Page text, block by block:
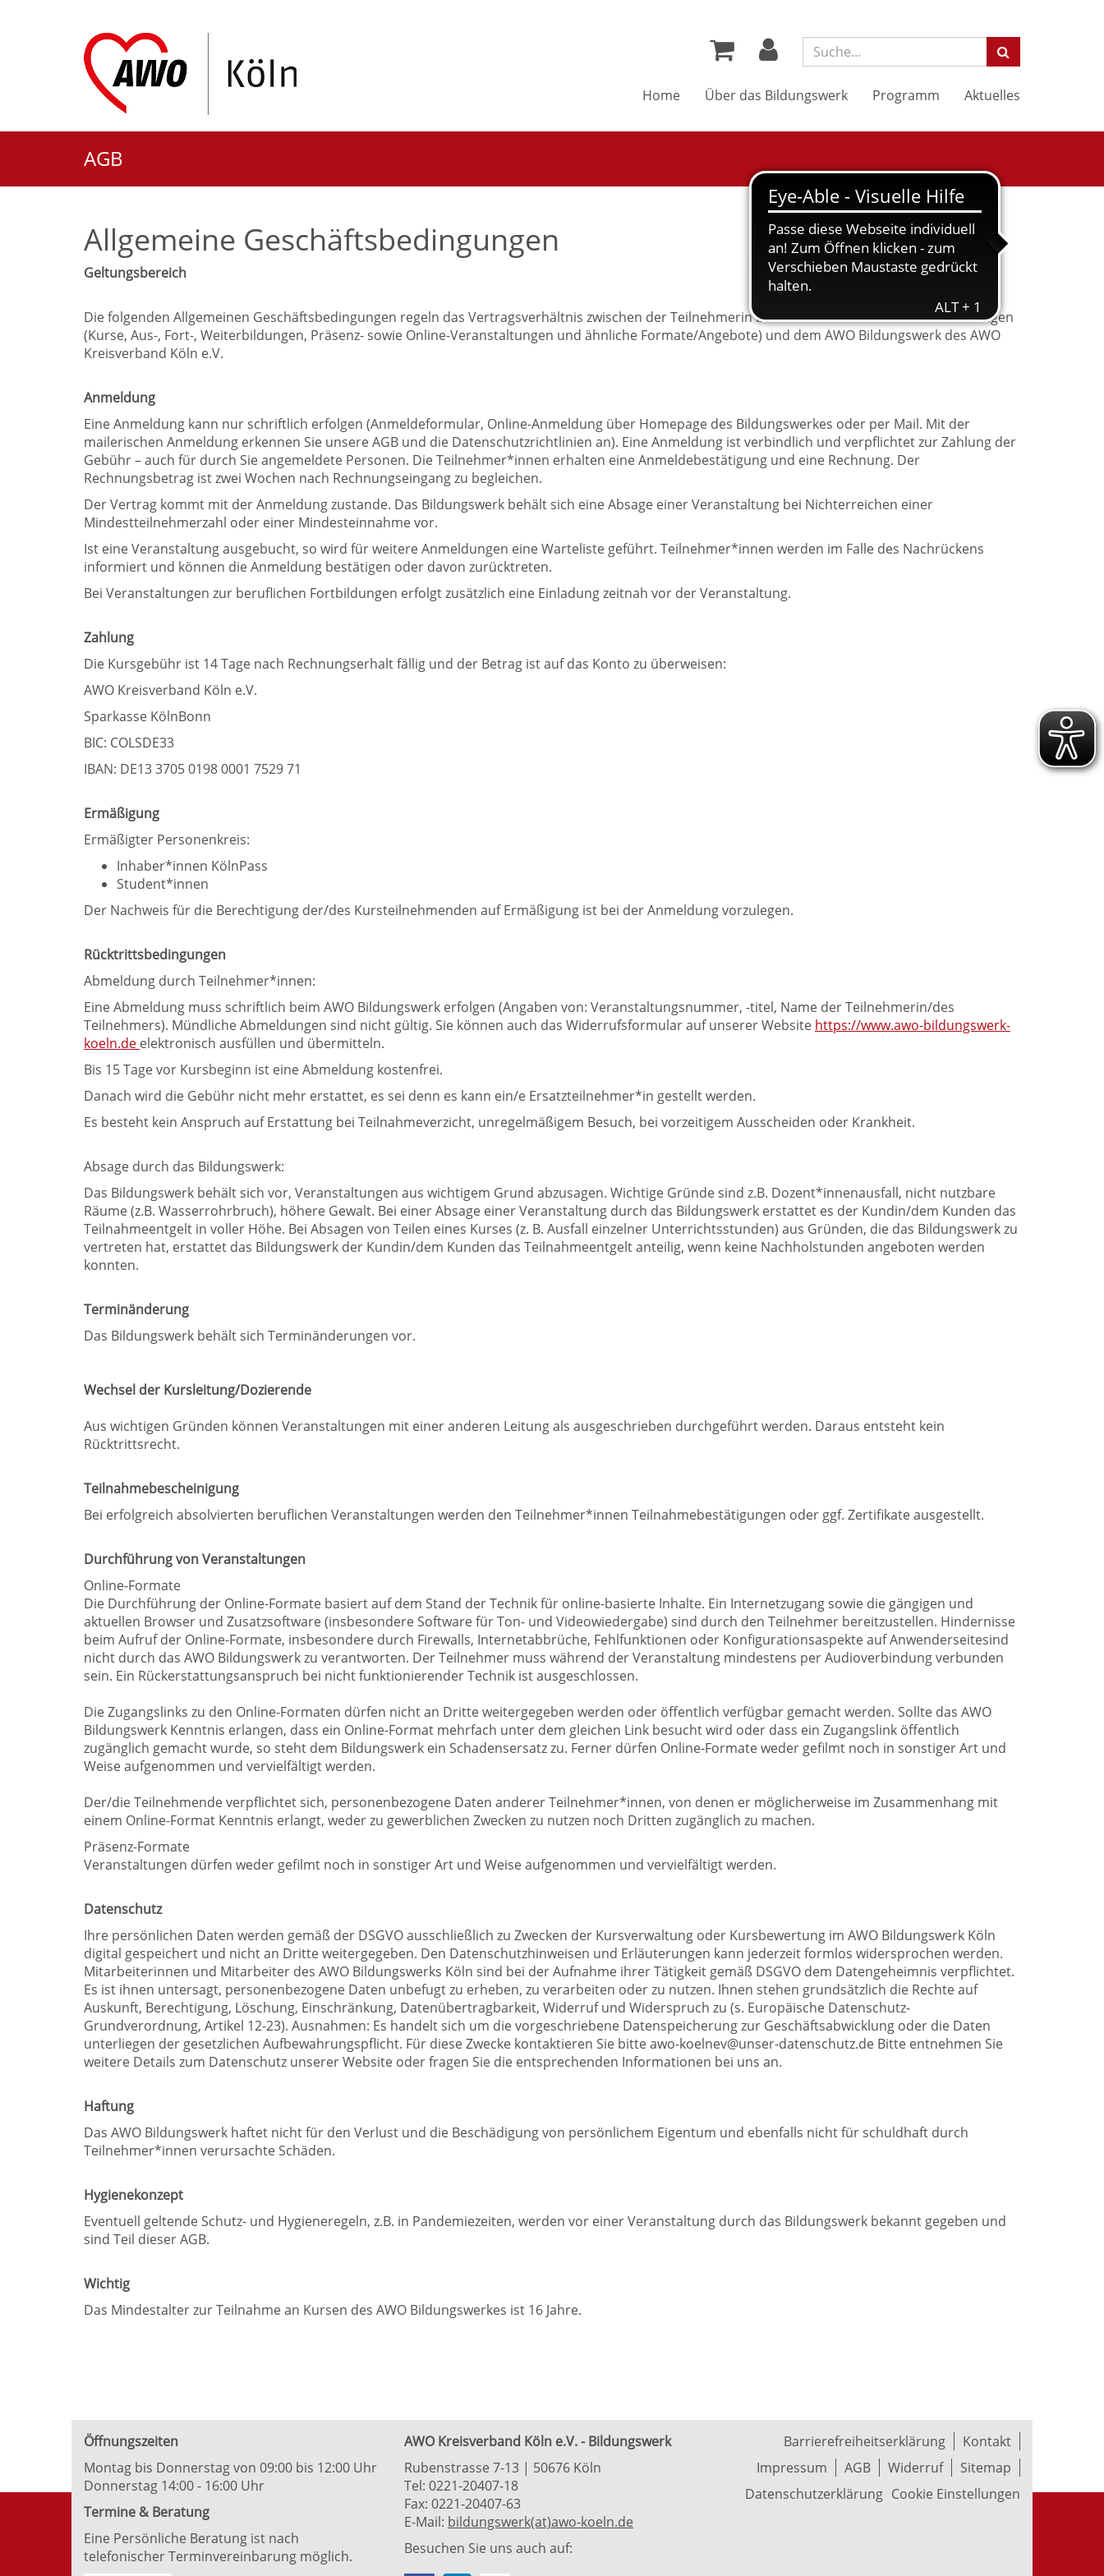
Suchbegriff:
Home Über das Bildungswerk Programm Aktuelles
AGB
Allgemeine Geschäftsbedingungen
Geltungsbereich
Die folgenden Allgemeinen Geschäftsbedingungen regeln das Vertragsverhältnis zwischen der Teilnehmerin bzw. dem Teilnehmer an Veranstaltungen
(Kurse, Aus-, Fort-, Weiterbildungen, Präsenz- sowie Online-Veranstaltungen und ähnliche Formate/Angebote) und dem AWO Bildungswerk des AWO
Kreisverband Köln e.V.
Anmeldung
Eine Anmeldung kann nur schriftlich erfolgen (Anmeldeformular, Online-Anmeldung über Homepage des Bildungswerkes oder per Mail. Mit der
mailerischen Anmeldung erkennen Sie unsere AGB und die Datenschutzrichtlinien an). Eine Anmeldung ist verbindlich und verpflichtet zur Zahlung der
Gebühr – auch für durch Sie angemeldete Personen. Die Teilnehmer*innen erhalten eine Anmeldebestätigung und eine Rechnung. Der
Rechnungsbetrag ist zwei Wochen nach Rechnungseingang zu begleichen.
Der Vertrag kommt mit der Anmeldung zustande. Das Bildungswerk behält sich eine Absage einer Veranstaltung bei Nichterreichen einer
Mindestteilnehmerzahl oder einer Mindesteinnahme vor.
Ist eine Veranstaltung ausgebucht, so wird für weitere Anmeldungen eine Warteliste geführt. Teilnehmer*innen werden im Falle des Nachrückens
informiert und können die Anmeldung bestätigen oder davon zurücktreten.
Bei Veranstaltungen zur beruflichen Fortbildungen erfolgt zusätzlich eine Einladung zeitnah vor der Veranstaltung.
Zahlung
Die Kursgebühr ist 14 Tage nach Rechnungserhalt fällig und der Betrag ist auf das Konto zu überweisen:
AWO Kreisverband Köln e.V.
Sparkasse KölnBonn
BIC: COLSDE33
IBAN: DE13 3705 0198 0001 7529 71
Ermäßigung
Ermäßigter Personenkreis:
Inhaber*innen KölnPass
Student*innen
Der Nachweis für die Berechtigung der/des Kursteilnehmenden auf Ermäßigung ist bei der Anmeldung vorzulegen.
Rücktrittsbedingungen
Abmeldung durch Teilnehmer*innen:
Eine Abmeldung muss schriftlich beim AWO Bildungswerk erfolgen (Angaben von: Veranstaltungsnummer, -titel, Name der Teilnehmerin/des
Teilnehmers). Mündliche Abmeldungen sind nicht gültig. Sie können auch das Widerrufsformular auf unserer Website https://www.awo-bildungswerk-
koeln.de elektronisch ausfüllen und übermitteln.
Bis 15 Tage vor Kursbeginn ist eine Abmeldung kostenfrei.
Danach wird die Gebühr nicht mehr erstattet, es sei denn es kann ein/e Ersatzteilnehmer*in gestellt werden.
Es besteht kein Anspruch auf Erstattung bei Teilnahmeverzicht, unregelmäßigem Besuch, bei vorzeitigem Ausscheiden oder Krankheit.
Absage durch das Bildungswerk:
Das Bildungswerk behält sich vor, Veranstaltungen aus wichtigem Grund abzusagen. Wichtige Gründe sind z.B. Dozent*innenausfall, nicht nutzbare
Räume (z.B. Wasserrohrbruch), höhere Gewalt. Bei einer Absage einer Veranstaltung durch das Bildungswerk erstattet es der Kundin/dem Kunden das
Teilnahmeentgelt in voller Höhe. Bei Absagen von Teilen eines Kurses (z. B. Ausfall einzelner Unterrichtsstunden) aus Gründen, die das Bildungswerk zu
vertreten hat, erstattet das Bildungswerk der Kundin/dem Kunden das Teilnahmeentgelt anteilig, wenn keine Nachholstunden angeboten werden
konnten.
Terminänderung
Das Bildungswerk behält sich Terminänderungen vor.
Wechsel der Kursleitung/Dozierende
Aus wichtigen Gründen können Veranstaltungen mit einer anderen Leitung als ausgeschrieben durchgeführt werden. Daraus entsteht kein
Rücktrittsrecht.
Teilnahmebescheinigung
Bei erfolgreich absolvierten beruflichen Veranstaltungen werden den Teilnehmer*innen Teilnahmebestätigungen oder ggf. Zertifikate ausgestellt.
Durchführung von Veranstaltungen
Online-Formate
Die Durchführung der Online-Formate basiert auf dem Stand der Technik für online-basierte Inhalte. Ein Internetzugang sowie die gängigen und
aktuellen Browser und Zusatzsoftware (insbesondere Software für Ton- und Videowiedergabe) sind durch den Teilnehmer bereitzustellen. Hindernisse
beim Aufruf der Online-Formate, insbesondere durch Firewalls, Internetabbrüche, Fehlfunktionen oder Konfigurationsaspekte auf Anwenderseitesind
nicht durch das AWO Bildungswerk zu verantworten. Der Teilnehmer muss während der Veranstaltung mindestens per Audioverbindung verbunden
sein. Ein Rückerstattungsanspruch bei nicht funktionierender Technik ist ausgeschlossen.
Die Zugangslinks zu den Online-Formaten dürfen nicht an Dritte weitergegeben werden oder öffentlich verfügbar gemacht werden. Sollte das AWO
Bildungswerk Kenntnis erlangen, dass ein Online-Format mehrfach unter dem gleichen Link besucht wird oder dass ein Zugangslink öffentlich
zugänglich gemacht wurde, so steht dem Bildungswerk ein Schadensersatz zu. Ferner dürfen Online-Formate weder gefilmt noch in sonstiger Art und
Weise aufgenommen und vervielfältigt werden.
Der/die Teilnehmende verpflichtet sich, personenbezogene Daten anderer Teilnehmer*innen, von denen er möglicherweise im Zusammenhang mit
einem Online-Format Kenntnis erlangt, weder zu gewerblichen Zwecken zu nutzen noch Dritten zugänglich zu machen.
Präsenz-Formate
Veranstaltungen dürfen weder gefilmt noch in sonstiger Art und Weise aufgenommen und vervielfältigt werden.
Datenschutz
Ihre persönlichen Daten werden gemäß der DSGVO ausschließlich zu Zwecken der Kursverwaltung oder Kursbewertung im AWO Bildungswerk Köln
digital gespeichert und nicht an Dritte weitergegeben. Den Datenschutzhinweisen und Erläuterungen kann jederzeit formlos widersprochen werden.
Mitarbeiterinnen und Mitarbeiter des AWO Bildungswerks Köln sind bei der Aufnahme ihrer Tätigkeit gemäß DSGVO dem Datengeheimnis verpflichtet.
Es ist ihnen untersagt, personenbezogene Daten unbefugt zu erheben, zu verarbeiten oder zu nutzen. Ihnen stehen grundsätzlich die Rechte auf
Auskunft, Berechtigung, Löschung, Einschränkung, Datenübertragbarkeit, Widerruf und Widerspruch zu (s. Europäische Datenschutz-
Grundverordnung, Artikel 12-23). Ausnahmen: Es handelt sich um die vorgeschriebene Datenspeicherung zur Geschäftsabwicklung oder die Daten
unterliegen der gesetzlichen Aufbewahrungspflicht. Für diese Zwecke kontaktieren Sie bitte awo-koelnev@unser-datenschutz.de Bitte entnehmen Sie
weitere Details zum Datenschutz unserer Website oder fragen Sie die entsprechenden Informationen bei uns an.
Haftung
Das AWO Bildungswerk haftet nicht für den Verlust und die Beschädigung von persönlichem Eigentum und ebenfalls nicht für schuldhaft durch
Teilnehmer*innen verursachte Schäden.
Hygienekonzept
Eventuell geltende Schutz- und Hygieneregeln, z.B. in Pandemiezeiten, werden vor einer Veranstaltung durch das Bildungswerk bekannt gegeben und
sind Teil dieser AGB.
Wichtig
Das Mindestalter zur Teilnahme an Kursen des AWO Bildungswerkes ist 16 Jahre.
Öffnungszeiten
Montag bis Donnerstag von 09:00 bis 12:00 Uhr
Donnerstag 14:00 - 16:00 Uhr
Termine & Beratung
Eine Persönliche Beratung ist nach
telefonischer Terminvereinbarung möglich.
AWO Kreisverband Köln e.V. - Bildungswerk
Rubenstrasse 7-13 | 50676 Köln
Tel: 0221-20407-18
Fax: 0221-20407-63
E-Mail: bildungswerk(at)awo-koeln.de
Besuchen Sie uns auch auf:
Barrierefreiheitserklärung
Kontakt
Impressum
AGB Widerruf
Sitemap
Datenschutzerklärung Cookie Einstellungen